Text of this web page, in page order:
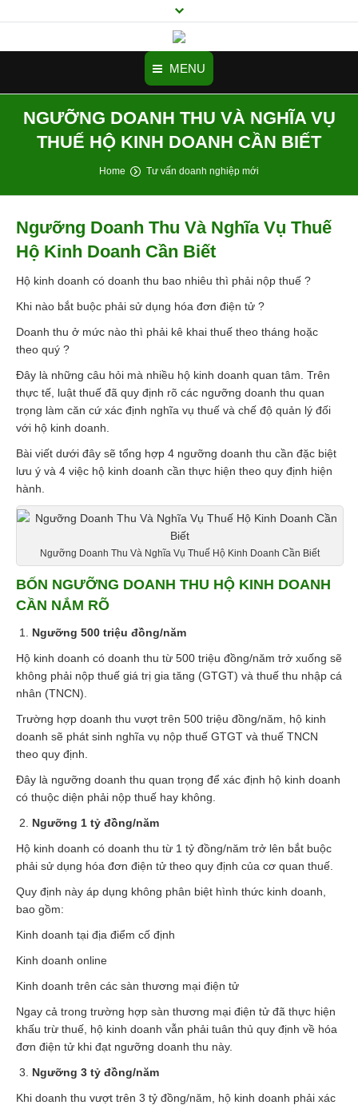
MENU
Trang chủ
Tư vấn thành lập công ty
Dịch vụ
Cảm nhận
Videos
NGƯỠNG DOANH THU VÀ NGHĨA VỤ
THUẾ HỘ KINH DOANH CẦN BIẾT
Home Tư vấn doanh nghiệp mới
Ngưỡng Doanh Thu Và Nghĩa Vụ Thuế
Hộ Kinh Doanh Cần Biết
Hộ kinh doanh có doanh thu bao nhiêu thì phải nộp thuế ?
Khi nào bắt buộc phải sử dụng hóa đơn điện tử ?
Doanh thu ở mức nào thì phải kê khai thuế theo tháng hoặc
theo quý ?
Đây là những câu hỏi mà nhiều hộ kinh doanh quan tâm. Trên
thực tế, luật thuế đã quy định rõ các ngưỡng doanh thu quan
trọng làm căn cứ xác định nghĩa vụ thuế và chế độ quản lý đối
với hộ kinh doanh.
Bài viết dưới đây sẽ tổng hợp 4 ngưỡng doanh thu cần đặc biệt
lưu ý và 4 việc hộ kinh doanh cần thực hiện theo quy định hiện
hành.
Ngưỡng Doanh Thu Và Nghĩa Vụ Thuế Hộ Kinh Doanh Cần Biết
BỐN NGƯỠNG DOANH THU HỘ KINH DOANH
CẦN NẮM RÕ
Ngưỡng 500 triệu đồng/năm
Hộ kinh doanh có doanh thu từ 500 triệu đồng/năm trở xuống sẽ
không phải nộp thuế giá trị gia tăng (GTGT) và thuế thu nhập cá
nhân (TNCN).
Trường hợp doanh thu vượt trên 500 triệu đồng/năm, hộ kinh
doanh sẽ phát sinh nghĩa vụ nộp thuế GTGT và thuế TNCN
theo quy định.
Đây là ngưỡng doanh thu quan trọng để xác định hộ kinh doanh
có thuộc diện phải nộp thuế hay không.
Ngưỡng 1 tỷ đồng/năm
Hộ kinh doanh có doanh thu từ 1 tỷ đồng/năm trở lên bắt buộc
phải sử dụng hóa đơn điện tử theo quy định của cơ quan thuế.
Quy định này áp dụng không phân biệt hình thức kinh doanh,
bao gồm:
Kinh doanh tại địa điểm cố định
Kinh doanh online
Kinh doanh trên các sàn thương mại điện tử
Ngay cả trong trường hợp sàn thương mại điện tử đã thực hiện
khấu trừ thuế, hộ kinh doanh vẫn phải tuân thủ quy định về hóa
đơn điện tử khi đạt ngưỡng doanh thu này.
Ngưỡng 3 tỷ đồng/năm
Khi doanh thu vượt trên 3 tỷ đồng/năm, hộ kinh doanh phải xác